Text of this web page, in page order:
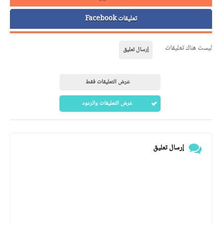
تعليقات Facebook
ليست هناك تعليقات إرسال تعليق
عرض التعليقات فقط
عرض التعليقات والردود
إرسال تعليق